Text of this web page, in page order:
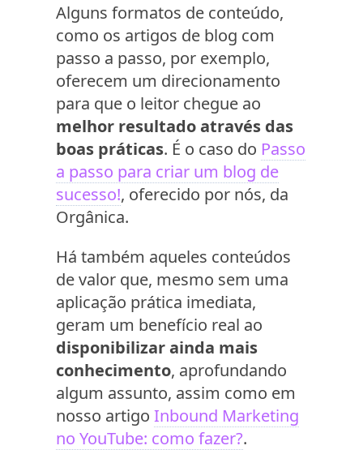
Alguns formatos de conteúdo,
como os artigos de blog com
passo a passo, por exemplo,
oferecem um direcionamento
para que o leitor chegue ao
melhor resultado através das
boas práticas. É o caso do Passo
a passo para criar um blog de
sucesso!, oferecido por nós, da
Orgânica.
Há também aqueles conteúdos
de valor que, mesmo sem uma
aplicação prática imediata,
geram um benefício real ao
disponibilizar ainda mais
conhecimento, aprofundando
algum assunto, assim como em
nosso artigo Inbound Marketing
no YouTube: como fazer?.